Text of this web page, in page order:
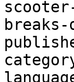
breaks-